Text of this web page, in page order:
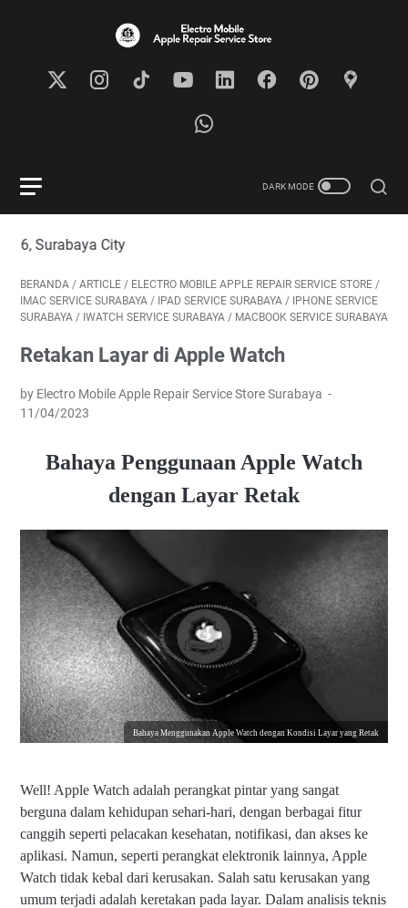
City
BERANDA / ARTICLE / ELECTRO MOBILE APPLE REPAIR SERVICE STORE /
IMAC SERVICE SURABAYA / IPAD SERVICE SURABAYA / IPHONE SERVICE
SURABAYA / IWATCH SERVICE SURABAYA / MACBOOK SERVICE SURABAYA
Retakan Layar di Apple Watch
by Electro Mobile Apple Repair Service Store Surabaya
11/04/2023
Bahaya Penggunaan Apple Watch
dengan Layar Retak
Bahaya Menggunakan Apple Watch dengan Kondisi Layar yang Retak
Well! Apple Watch adalah perangkat pintar yang sangat
berguna dalam kehidupan sehari-hari, dengan berbagai fitur
canggih seperti pelacakan kesehatan, notifikasi, dan akses ke
aplikasi. Namun, seperti perangkat elektronik lainnya, Apple
Watch tidak kebal dari kerusakan. Salah satu kerusakan yang
umum terjadi adalah keretakan pada layar. Dalam analisis teknis